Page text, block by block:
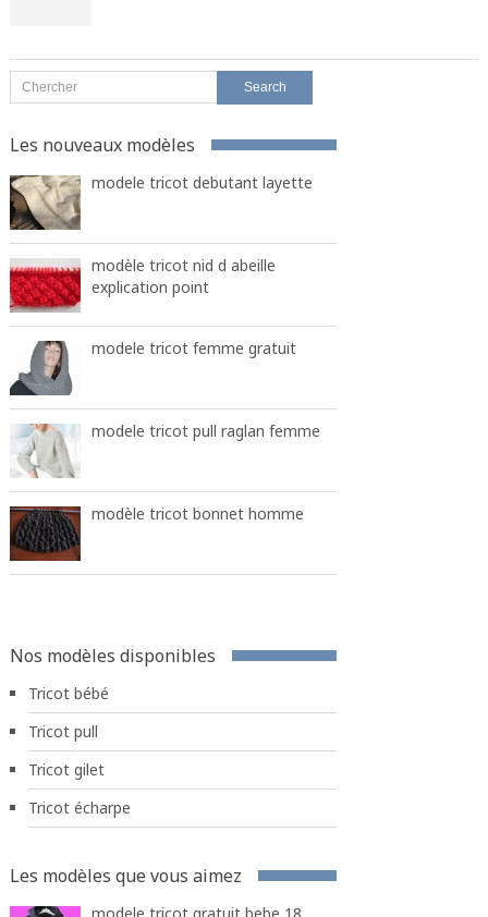
Les nouveaux modèles
modele tricot debutant layette
modèle tricot nid d abeille
explication point
modele tricot femme gratuit
modele tricot pull raglan femme
modèle tricot bonnet homme
Nos modèles disponibles
Tricot bébé
Tricot pull
Tricot gilet
Tricot écharpe
Les modèles que vous aimez
modele tricot gratuit bebe 18